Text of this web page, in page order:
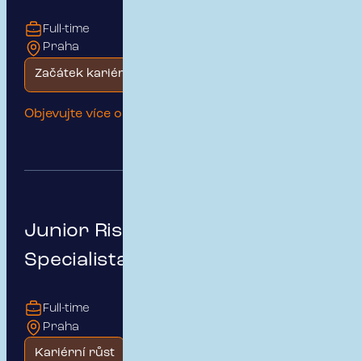
Full-time
Praha
Objevujte více o této pozici
Začátek kariéry
Junior Risk & Insurance
Specialista | Public & Medical
Full-time
Praha
Kariérní růst